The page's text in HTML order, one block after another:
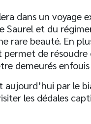
dans un voyage
Saurel et du
rare beauté. En
de résoudre
demeurés
par le
les dédales